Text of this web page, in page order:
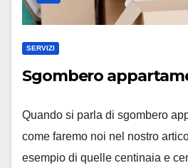
SERVIZI
Sgombero
Quando si parla di sgombero
come faremo noi nel nostro
esempio di quelle centinaia e